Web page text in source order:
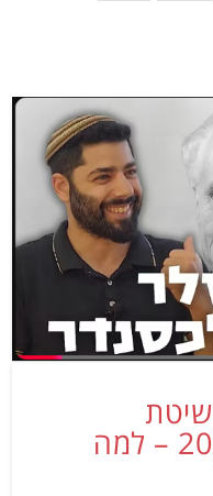
אלכסנדר בשנת 2026 – למה